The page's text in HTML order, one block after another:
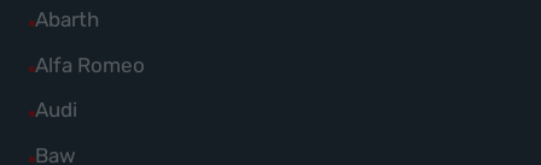
Abarth
Alle
Fahrzeuge
Abarth
anzeigen
Alfa Romeo
Alle
Fahrzeuge
Audi
Alle
Fahrzeuge
Baw
Alle